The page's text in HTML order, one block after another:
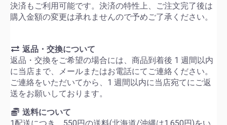
決済もご利用可能です。決済の特性上、ご注文完了後は
購入金額の変更は承れませんので予めご了承ください。
返品・交換について
返品・交換をご希望の場合には、商品到着後 1 週間以内
に当店まで、メールまたはお電話にてご連絡ください。
ご連絡をいただいてから、1 週間以内に当店宛てにご返
送をお願いしております。
送料について